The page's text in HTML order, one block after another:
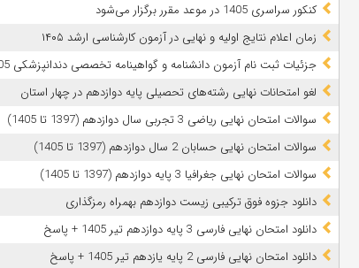
کنکور سراسری 1405 در موعد مقرر برگزار می‌شود
زمان اعلام نتایج اولیه و نهایی در آزمون کارشناسی ارشد ۱۴۰۵
جزئیات ثبت نام آزمون دانشنامه و گواهینامه تخصصی دندانپزشکی 1405
لغو امتحانات نهایی رشته‌های تحصیلی پایه دوازدهم در چهار استان
سوالات امتحان نهایی ریاضی 3 تجربی سال دوازدهم (1397 تا 1405)
سوالات امتحان نهایی حسابان 2 سال دوازدهم (1397 تا 1405)
سوالات امتحان نهایی جغرافیا 3 پایه دوازدهم (1397 تا 1405)
دانلود جزوه فوق ترکیبی زیست دوازدهم بهمراه رمزگذاری
دانلود امتحان نهایی فارسی 3 پایه دوازدهم تیر 1405 + پاسخ
دانلود امتحان نهایی فارسی 2 پایه یازدهم تیر 1405 + پاسخ